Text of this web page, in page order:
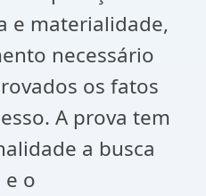
e materialidade,
necessário
os fatos
A prova tem
a busca
e o